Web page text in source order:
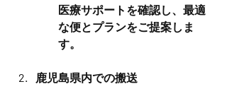
医療サポートを確認し、最適
な便とプランをご提案しま
す。
鹿児島県内での搬送